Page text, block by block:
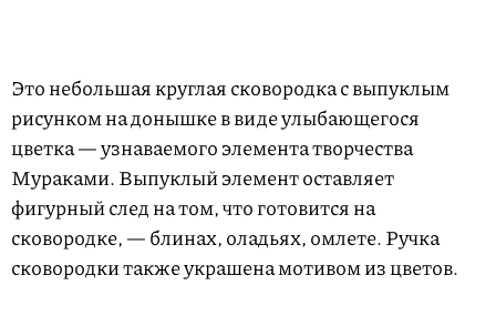
Это небольшая круглая сковородка с выпуклым
рисунком на донышке в виде улыбающегося
цветка — узнаваемого элемента творчества
Мураками. Выпуклый элемент оставляет
фигурный след на том, что готовится на
сковородке, — блинах, оладьях, омлете. Ручка
сковородки также украшена мотивом из цветов.